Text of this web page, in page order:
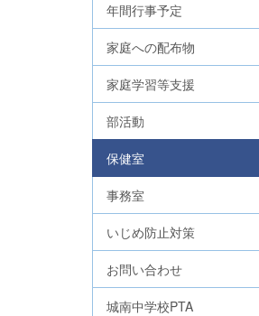
年間行事予定
家庭への配布物
家庭学習等支援
部活動
保健室
事務室
いじめ防止対策
お問い合わせ
城南中学校PTA